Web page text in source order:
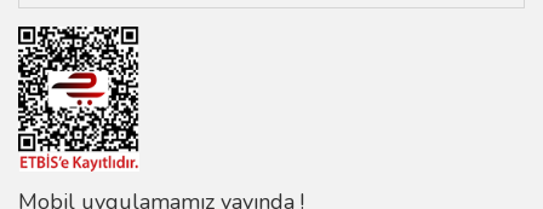
Mobil uygulamamız yayında !